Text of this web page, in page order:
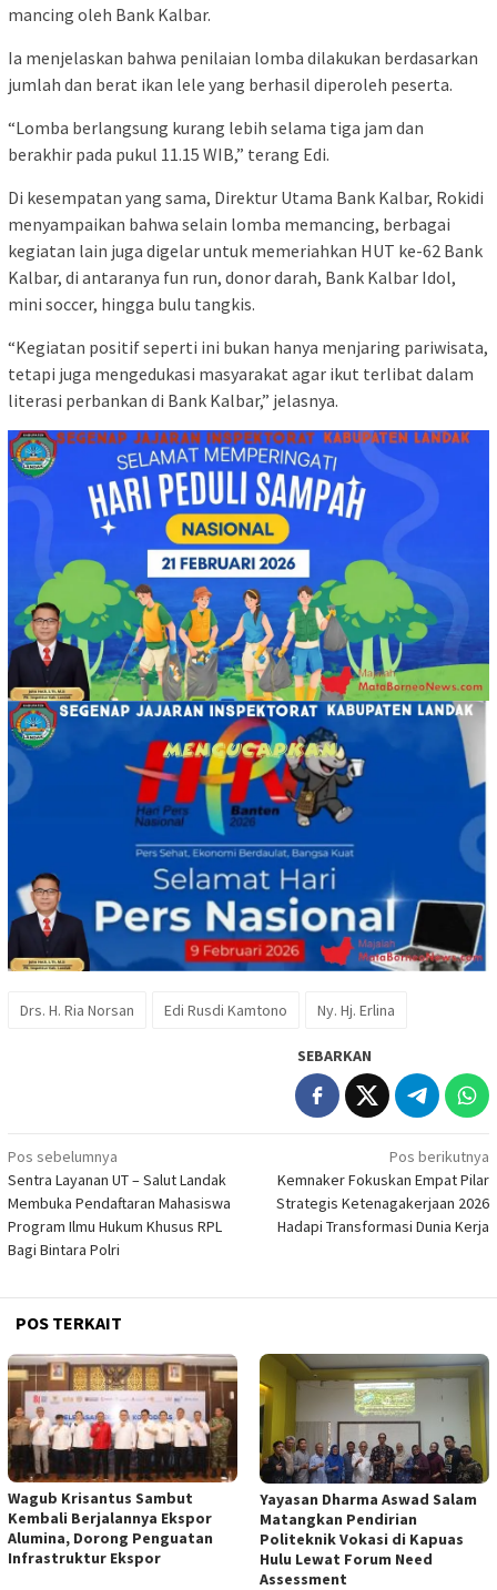
mancing oleh Bank Kalbar.
Ia menjelaskan bahwa penilaian lomba dilakukan berdasarkan
jumlah dan berat ikan lele yang berhasil diperoleh peserta.
“Lomba berlangsung kurang lebih selama tiga jam dan
berakhir pada pukul 11.15 WIB,” terang Edi.
Di kesempatan yang sama, Direktur Utama Bank Kalbar, Rokidi
menyampaikan bahwa selain lomba memancing, berbagai
kegiatan lain juga digelar untuk memeriahkan HUT ke-62 Bank
Kalbar, di antaranya fun run, donor darah, Bank Kalbar Idol,
mini soccer, hingga bulu tangkis.
“Kegiatan positif seperti ini bukan hanya menjaring pariwisata,
tetapi juga mengedukasi masyarakat agar ikut terlibat dalam
literasi perbankan di Bank Kalbar,” jelasnya.
Drs. H. Ria Norsan Edi Rusdi Kamtono Ny. Hj. Erlina
SEBARKAN
Navigasi
pos
Pos sebelumnya
Sentra Layanan UT – Salut Landak
Membuka Pendaftaran Mahasiswa
Program Ilmu Hukum Khusus RPL
Bagi Bintara Polri
Pos berikutnya
Kemnaker Fokuskan Empat Pilar
Strategis Ketenagakerjaan 2026
Hadapi Transformasi Dunia Kerja
POS TERKAIT
Wagub Krisantus Sambut
Kembali Berjalannya Ekspor
Alumina, Dorong Penguatan
Infrastruktur Ekspor
Yayasan Dharma Aswad Salam
Matangkan Pendirian
Politeknik Vokasi di Kapuas
Hulu Lewat Forum Need
Assessment